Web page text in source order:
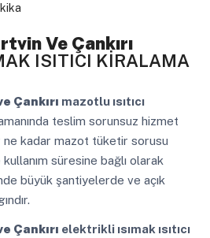
Ve Çankırı
ISITICI KİRALAMA
Çankırı mazotlu ısıtıcı
teslim sorunsuz hizmet
ne kadar mazot tüketir sorusu
süresine bağlı olarak
büyük şantiyelerde ve açık
Çankırı elektrikli ısımak ısıtıcı